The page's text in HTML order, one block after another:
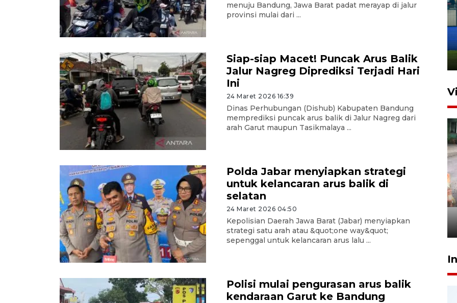
menuju Bandung, Jawa Barat padat merayap di jalur
provinsi mulai dari ...
Siap-siap Macet! Puncak Arus Balik
Jalur Nagreg Diprediksi Terjadi Hari
Ini
24 Maret 2026 16:39
Dinas Perhubungan (Dishub) Kabupaten Bandung
memprediksi puncak arus balik di Jalur Nagreg dari
arah Garut maupun Tasikmalaya ...
Polda Jabar menyiapkan strategi
untuk kelancaran arus balik di
selatan
24 Maret 2026 04:50
Kepolisian Daerah Jawa Barat (Jabar) menyiapkan
strategi satu arah atau &quot;one way&quot;
sepenggal untuk kelancaran arus lalu ...
Polisi mulai pengurasan arus balik
kendaraan Garut ke Bandung
Penutupan latihan bela negara
31 Juli 2026 18:01
Pigai: Penangkapan begal
penegak hukum
29 Juli 2026 00:31